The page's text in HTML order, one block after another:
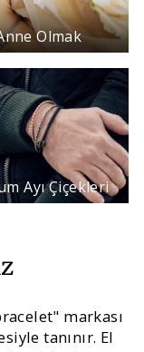
Olmak
Ayı Çiçekleri
markası
tanınır. El